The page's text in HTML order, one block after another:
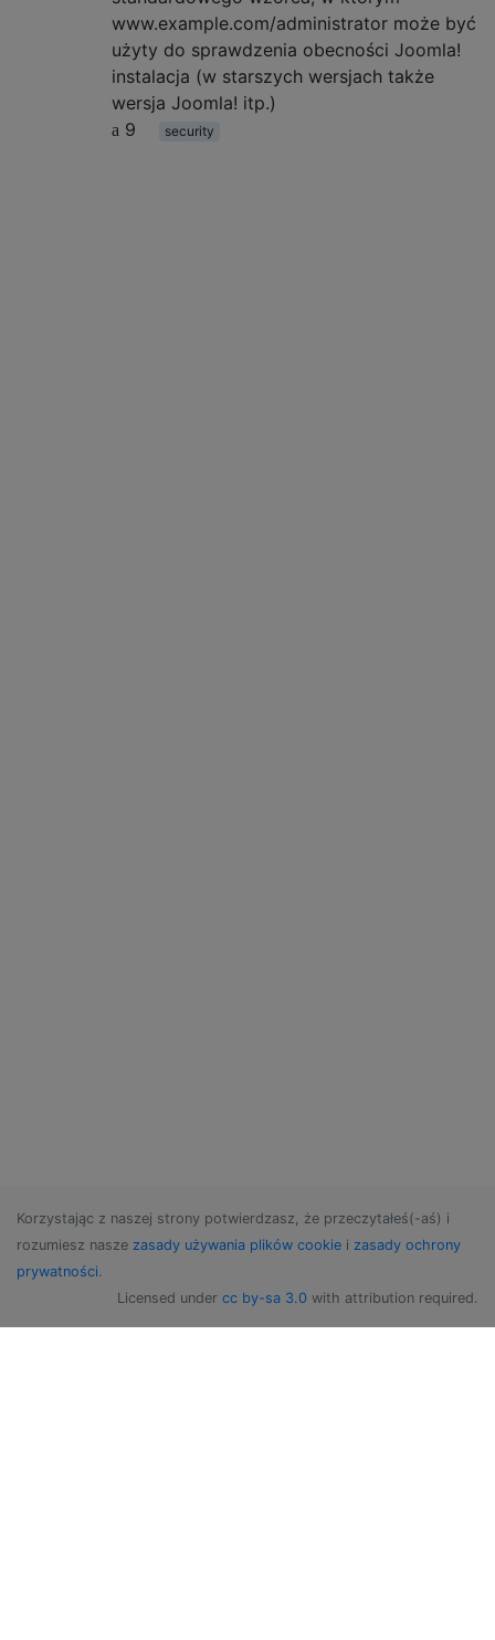
www.example.com/administrator może być
użyty do sprawdzenia obecności Joomla!
instalacja (w starszych wersjach także
wersja Joomla! itp.)
9
security
Korzystając z naszej strony potwierdzasz, że przeczytałeś(-aś) i
rozumiesz nasze zasady używania plików cookie i zasady ochrony
prywatności.
Licensed under cc by-sa 3.0 with attribution required.